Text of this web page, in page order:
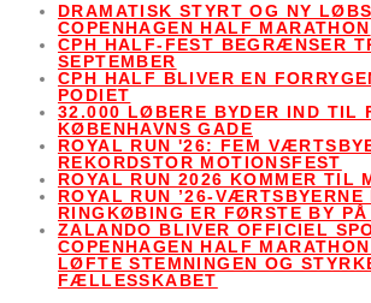
DRAMATISK STYRT OG NY
COPENHAGEN HALF MARATHON
CPH HALF-FEST BEGRÆNSER
SEPTEMBER
CPH HALF BLIVER EN
PODIET
32.000 LØBERE BYDER IND TIL
KØBENHAVNS GADE
ROYAL RUN '26: FEM
REKORDSTOR MOTIONSFEST
ROYAL RUN 2026 KOMMER TIL
ROYAL RUN ’26-VÆRTSBYERNE
RINGKØBING ER FØRSTE BY
ZALANDO BLIVER OFFICIEL
COPENHAGEN HALF
LØFTE STEMNINGEN OG
FÆLLESSKABET